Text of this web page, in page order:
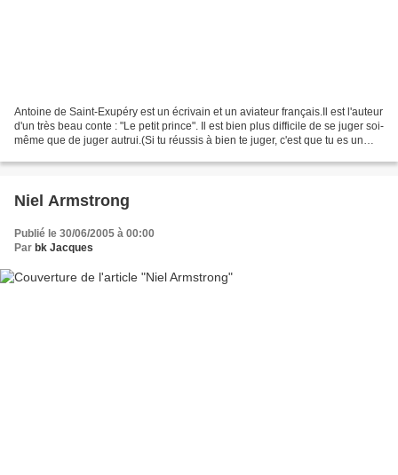
Antoine de Saint-Exupéry est un écrivain et un aviateur français.Il est l'auteur
d'un très beau conte : "Le petit prince". Il est bien plus difficile de se juger soi-
même que de juger autrui.(Si tu réussis à bien te juger, c'est que tu es un
Niel Armstrong
Publié le 30/06/2005 à 00:00
Par bk Jacques